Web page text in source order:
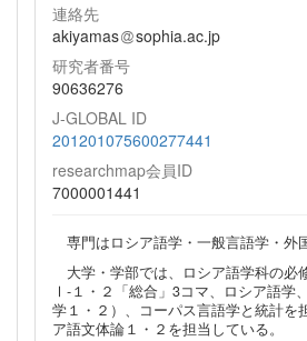
連絡先
akiyamas
sophia.ac.jp
研究者番号
90636276
J-GLOBAL ID
201201075600277441
researchmap会員ID
7000001441
専門はロシア語学・一般言語学・外
大学・学部では、ロシア語学科の必
Ⅰ‐１・２「総合」3コマ、ロシア語学
学１・２）、コーパス言語学と統計を
ア語文体論１・２を担当している。